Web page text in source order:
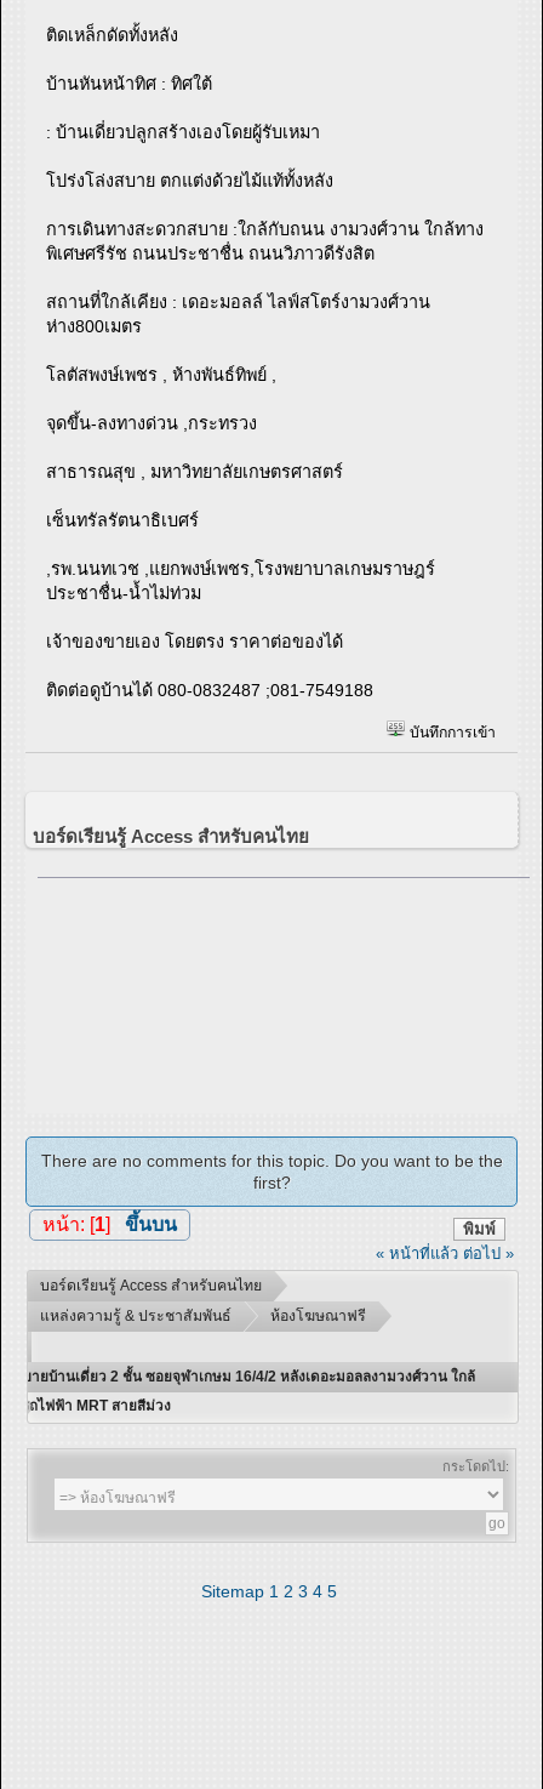
ติดเหล็กดัดทั้งหลัง
บ้านหันหน้าทิศ : ทิศใต้
: บ้านเดี่ยวปลูกสร้างเองโดยผู้รับเหมา
โปร่งโล่งสบาย ตกแต่งด้วยไม้แท้ทั้งหลัง
การเดินทางสะดวกสบาย :ใกล้กับถนน งามวงศ์วาน ใกล้ทาง
พิเศษศรีรัช ถนนประชาชื่น ถนนวิภาวดีรังสิต
สถานที่ใกล้เคียง : เดอะมอลล์ ไลฟ์สโตร์งามวงศ์วาน
ห่าง800เมตร
โลตัสพงษ์เพชร , ห้างพันธ์ทิพย์ ,
จุดขึ้น-ลงทางด่วน ,กระทรวง
สาธารณสุข , มหาวิทยาลัยเกษตรศาสตร์
เซ็นทรัลรัตนาธิเบศร์
,รพ.นนทเวช ,แยกพงษ์เพชร,โรงพยาบาลเกษมราษฎร์
ประชาชื่น-น้ำไม่ท่วม
เจ้าของขายเอง โดยตรง ราคาต่อของได้
ติดต่อดูบ้านได้ 080-0832487 ;081-7549188
บันทึกการเข้า
บอร์ดเรียนรู้ Access สำหรับคนไทย
There are no comments for this topic. Do you want to be the
first?
พิมพ์
หน้า: [ 1] ขึ้นบน
« หน้าที่แล้ว ต่อไป »
บอร์ดเรียนรู้ Access สำหรับคนไทย
แหล่งความรู้ & ประชาสัมพันธ์
ห้องโฆษณาฟรี
ขายบ้านเดี่ยว 2 ชั้น ซอยจุฬาเกษม 16/4/2 หลังเดอะมอลลงามวงศ์วาน ใกล้
รถไฟฟ้า MRT สายสีม่วง
กระโดดไป:
Sitemap 1 2 3 4 5